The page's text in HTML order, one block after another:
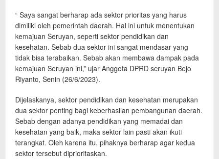
“ Saya sangat berharap ada sektor prioritas yang harus
dimiliki oleh pemerintah daerah. Hal ini untuk menentukan
kemajuan Seruyan, seperti sektor pendidikan dan
kesehatan. Sebab dua sektor ini sangat mendasar yang
tidak bisa terabaikan. Sebab akan membawa dampak pada
kemajuan Seruyan ini,” ujar Anggota DPRD seruyan Bejo
Riyanto, Senin (26/6/2023).
Dijelaskanya, sektor pendidikan dan kesehatan merupakan
dua sektor penting bagi keberhasilan pembangunan daerah.
Sebab dengan adanya pendidikan yang memadai dan
kesehatan yang baik, maka sektor lain pasti akan ikuti
terangkat. Oleh karena itu, pihaknya berharap agar kedua
sektor tersebut diprioritaskan.